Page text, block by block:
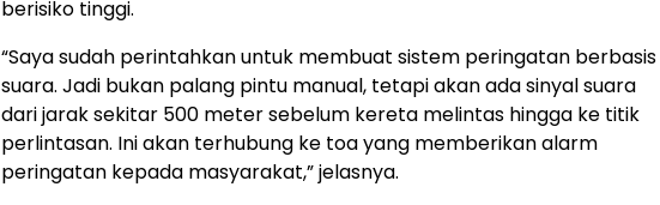
berisiko tinggi.
“Saya sudah perintahkan untuk membuat sistem peringatan berbasis
suara. Jadi bukan palang pintu manual, tetapi akan ada sinyal suara
dari jarak sekitar 500 meter sebelum kereta melintas hingga ke titik
perlintasan. Ini akan terhubung ke toa yang memberikan alarm
peringatan kepada masyarakat,” jelasnya.